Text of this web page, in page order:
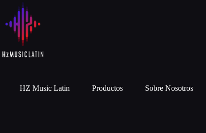
HZ Music Latin Productos Sobre Nosotros